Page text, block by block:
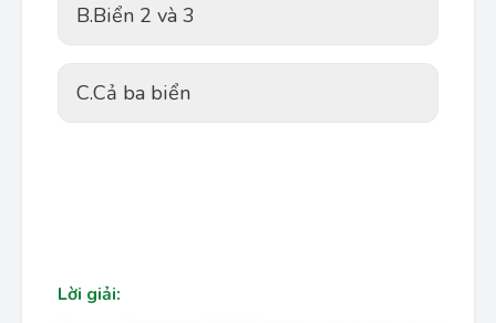
B.Biển 2 và 3
C.Cả ba biển
Lời giải: